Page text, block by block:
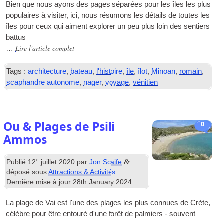
Bien que nous ayons des pages séparées pour les îles les plus
populaires à visiter, ici, nous résumons les détails de toutes les
îles pour ceux qui aiment explorer un peu plus loin des sentiers
battus
… Lire l'article complet
Tags : architecture, bateau, l'histoire,île,îlot, Minoan, romain,
scaphandre autonome, nager,voyage,vénitien
0
Ou & Plages de Psili
Ammos
Publié 12e juillet 2020 parJon Scaife &
déposé sousAttractions & Activités.
Dernière mise à jour28th January 2024.
La plage de Vai est l'une des plages les plus connues de Crète,
célèbre pour être entouré d'une forêt de palmiers - souvent